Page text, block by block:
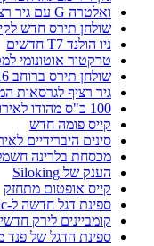
ואלטרה G עם גיר רציף
שולחן תירס חדש
ניו הולנד T7 חדשים
טרקטור אוטונומי
שולחן תירס ברוחב 16 מ' לקלאאס
גיר רציף לגרסאות
100 כ"ס מהודו לאירופה
קייס פומה חדש
סינים היברידיים
מכסחת בלרינה
הענק של Siloking
קייס אופטום מתחזק
ספינת דגל חדשה ל-McCormic
קומביינים לירק
ספינת הדגל של פנד